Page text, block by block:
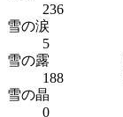
236
雪の涙
5
雪の露
188
雪の晶
0